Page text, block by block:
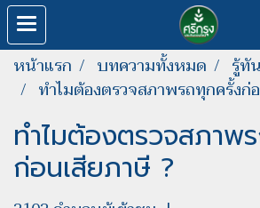
หน้าแรก บทความทั้งหมด
รู้ทั
ทำไมต้องตรวจสภาพรถทุกครั้งก่
ทำไมต้องตรวจสภาพ
ก่อนเสียภาษี ?